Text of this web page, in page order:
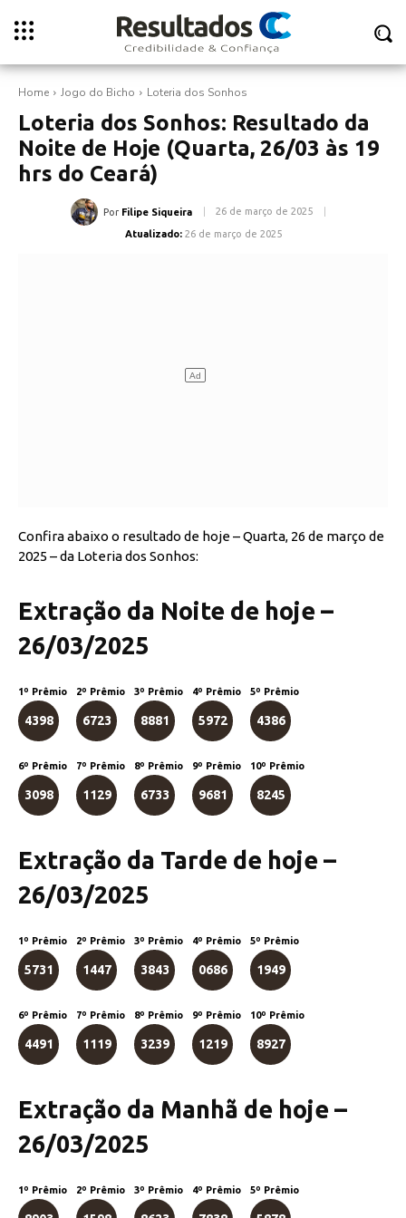
Home Jogo do Bicho Loteria dos Sonhos
Loteria dos Sonhos: Resultado da
Noite de Hoje (Quarta, 26/03 às 19
hrs do Ceará)
Por Filipe Siqueira 26 de março de 2025
Atualizado: 26 de março de 2025
Confira abaixo o resultado de hoje – Quarta, 26 de março de
2025 – da Loteria dos Sonhos:
Extração da Noite de hoje –
26/03/2025
1º Prêmio
4398
2º Prêmio
6723
3º Prêmio
8881
4º Prêmio
5972
5º Prêmio
4386
6º Prêmio
3098
7º Prêmio
1129
8º Prêmio
6733
9º Prêmio
9681
10º Prêmio
8245
Extração da Tarde de hoje –
26/03/2025
1º Prêmio
5731
2º Prêmio
1447
3º Prêmio
3843
4º Prêmio
0686
5º Prêmio
1949
6º Prêmio
4491
7º Prêmio
1119
8º Prêmio
3239
9º Prêmio
1219
10º Prêmio
8927
Extração da Manhã de hoje –
26/03/2025
1º Prêmio 2º Prêmio 3º Prêmio 4º Prêmio 5º Prêmio